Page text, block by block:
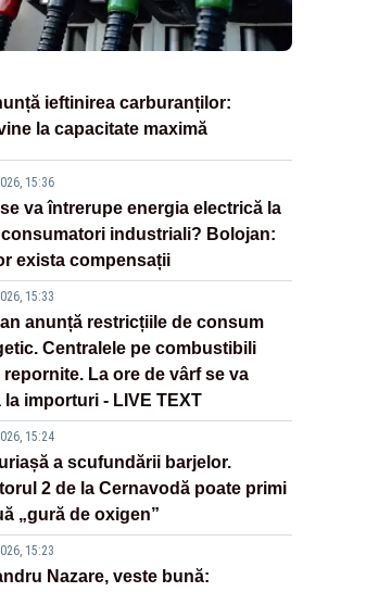
ieftinirea carburanților:
la capacitate maximă
15:36
va întrerupe energia electrică la
industriali? Bolojan:
exista compensații
15:33
anunță restricțiile de consum
Centralele pe combustibili
La ore de vârf se va
la importuri - LIVE TEXT
15:24
a scufundării barjelor.
2 de la Cernavodă poate primi
„gură de oxigen”
15:23
Nazare, veste bună: